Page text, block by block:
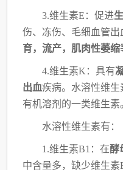
3.维生素E：促进
伤、冻伤、毛细血管
育，流产，肌肉性萎缩
4.维生素K：具有
出血疾病。 水溶性维生
有机溶剂的一类维生素
水溶性维生素有：
1.维生素B1：在酵
中含量多，缺少维生素